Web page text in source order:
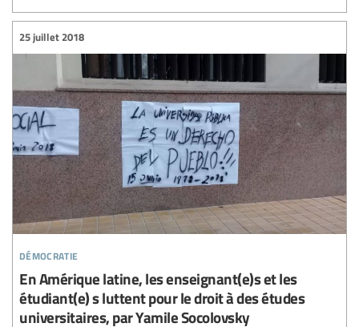
démocratie
25 juillet 2018
En Amérique latine, les enseignant(e)s et les
étudiant(e) s luttent pour le droit à des études
universitaires, par Yamile Socolovsky